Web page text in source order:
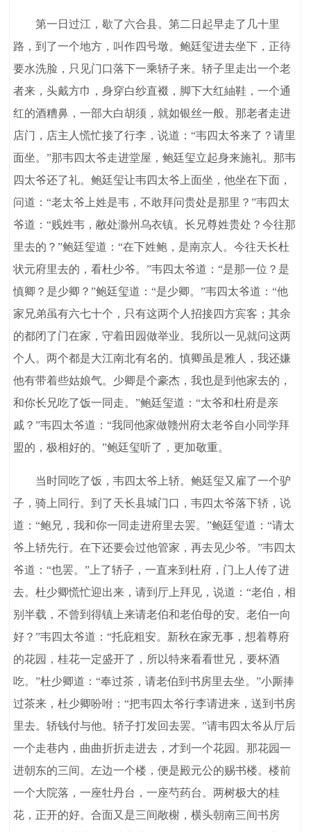
第一日过江，歇了六合县。第二日起早走了几十里
路，到了一个地方，叫作四号墩。鲍廷玺进去坐下，正待
要水洗脸，只见门口落下一乘轿子来。轿子里走出一个老
者来，头戴方巾，身穿白纱直裰，脚下大红紬鞋，一个通
红的酒糟鼻，一部大白胡须，就如银丝一般。那老者走进
店门，店主人慌忙接了行李，说道：“韦四太爷来了？请里
面坐。”那韦四太爷走进堂屋，鲍廷玺立起身来施礼。那韦
四太爷还了礼。鲍廷玺让韦四太爷上面坐，他坐在下面，
问道：“老太爷上姓是韦，不敢拜问贵处是那里？”韦四太
爷道：“贱姓韦，敝处滁州乌衣镇。长兄尊姓贵处？今往那
里去的？”鲍廷玺道：“在下姓鲍，是南京人。今往天长杜
状元府里去的，看杜少爷。”韦四太爷道：“是那一位？是
慎卿？是少卿？”鲍廷玺道：“是少卿。”韦四太爷道：“他
家兄弟虽有六七十个，只有这两个人招接四方宾客；其余
的都闭了门在家，守着田园做举业。我所以一见就问这两
个人。两个都是大江南北有名的。慎卿虽是雅人，我还嫌
他有带着些姑娘气。少卿是个豪杰，我也是到他家去的，
和你长兄吃了饭一同走。”鲍廷玺道：“太爷和杜府是亲
戚？”韦四太爷道：“我同他家做赣州府太老爷自小同学拜
盟的，极相好的。”鲍廷玺听了，更加敬重。
当时同吃了饭，韦四太爷上轿。鲍廷玺又雇了一个驴
子，骑上同行。到了天长县城门口，韦四太爷落下轿，说
道：“鲍兄，我和你一同走进府里去罢。”鲍廷玺道：“请太
爷上轿先行。在下还要会过他管家，再去见少爷。”韦四太
爷道：“也罢。”上了轿子，一直来到杜府，门上人传了进
去。杜少卿慌忙迎出来，请到厅上拜见，说道：“老伯，相
别半载，不曾到得镇上来请老伯和老伯母的安。老伯一向
好？”韦四太爷道：“托庇粗安。新秋在家无事，想着尊府
的花园，桂花一定盛开了，所以特来看看世兄，要杯酒
吃。”杜少卿道：“奉过茶，请老伯到书房里去坐。”小厮捧
过茶来，杜少卿吩咐：“把韦四太爷行李请进来，送到书房
里去。轿钱付与他。轿子打发回去罢。”请韦四太爷从厅后
一个走巷内，曲曲折折走进去，才到一个花园。那花园一
进朝东的三间。左边一个楼，便是殿元公的赐书楼。楼前
一个大院落，一座牡丹台，一座芍药台。两树极大的桂
花，正开的好。合面又是三间敞榭，横头朝南三间书房